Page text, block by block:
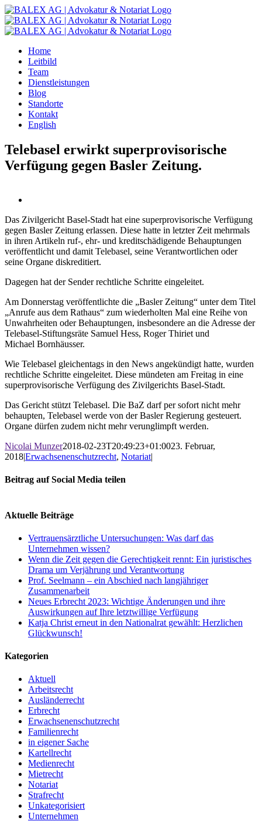
Zum
Inhalt
springen
Home
Leitbild
Team
Dienstleistungen
Blog
Standorte
Kontakt
English
Telebasel erwirkt superprovisorische
Verfügung gegen Basler Zeitung.
Das Zivilgericht Basel-Stadt hat eine superprovisorische Verfügung
gegen Basler Zeitung erlassen. Diese hatte in letzter Zeit mehrmals
in ihren Artikeln ruf-, ehr- und kreditschädigende Behauptungen
veröffentlicht und damit Telebasel, seine Verantwortlichen oder
seine Organe diskreditiert.
Dagegen hat der Sender rechtliche Schritte eingeleitet.
Am Donnerstag veröffentlichte die „Basler Zeitung“ unter dem Titel
„Anrufe aus dem Rathaus“ zum wiederholten Mal eine Reihe von
Unwahrheiten oder Behauptungen, insbesondere an die Adresse der
Telebasel-Stiftungsräte Samuel Hess, Roger Thiriet und
Michael Bornhäusser.
Wie Telebasel gleichentags in den News angekündigt hatte, wurden
rechtliche Schritte eingeleitet. Diese mündeten am Freitag in eine
superprovisorische Verfügung des Zivilgerichts Basel-Stadt.
Das Gericht stützt Telebasel. Die BaZ darf per sofort nicht mehr
behaupten, Telebasel werde von der Basler Regierung gesteuert.
Organe dürfen zudem nicht mehr verunglimpft werden.
Nicolai Munzer2018-02-23T20:49:23+01:0023. Februar,
2018|Erwachsenenschutzrecht, Notariat|
Beitrag auf Social Media teilen
Mail
Aktuelle Beiträge
Vertrauensärztliche Untersuchungen: Was darf das
Unternehmen wissen?
Wenn die Zeit gegen die Gerechtigkeit rennt: Ein juristisches
Drama um Verjährung und Verantwortung
Prof. Seelmann – ein Abschied nach langjähriger
Zusammenarbeit
Neues Erbrecht 2023: Wichtige Änderungen und ihre
Auswirkungen auf Ihre letztwillige Verfügung
Katja Christ erneut in den Nationalrat gewählt: Herzlichen
Glückwunsch!
Kategorien
Aktuell
Arbeitsrecht
Ausländerrecht
Erbrecht
Erwachsenenschutzrecht
Familienrecht
in eigener Sache
Kartellrecht
Medienrecht
Mietrecht
Notariat
Strafrecht
Unkategorisiert
Unternehmen